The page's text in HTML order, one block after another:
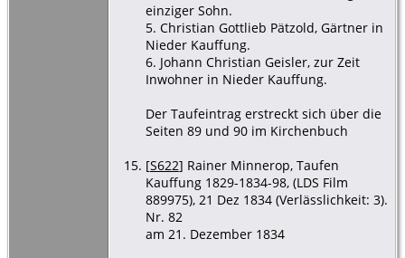
einziger Sohn.
5. Christian Gottlieb Pätzold, Gärtner in
Nieder Kauffung.
6. Johann Christian Geisler, zur Zeit
Inwohner in Nieder Kauffung.
Der Taufeintrag erstreckt sich über die
Seiten 89 und 90 im Kirchenbuch
[S622] Rainer Minnerop, Taufen
Kauffung 1829-1834-98, (LDS Film
889975), 21 Dez 1834 (Verlässlichkeit: 3).
Nr. 82
am 21. Dezember 1834